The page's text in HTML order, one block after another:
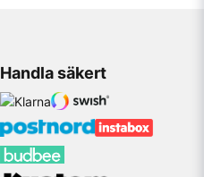
Handla säkert